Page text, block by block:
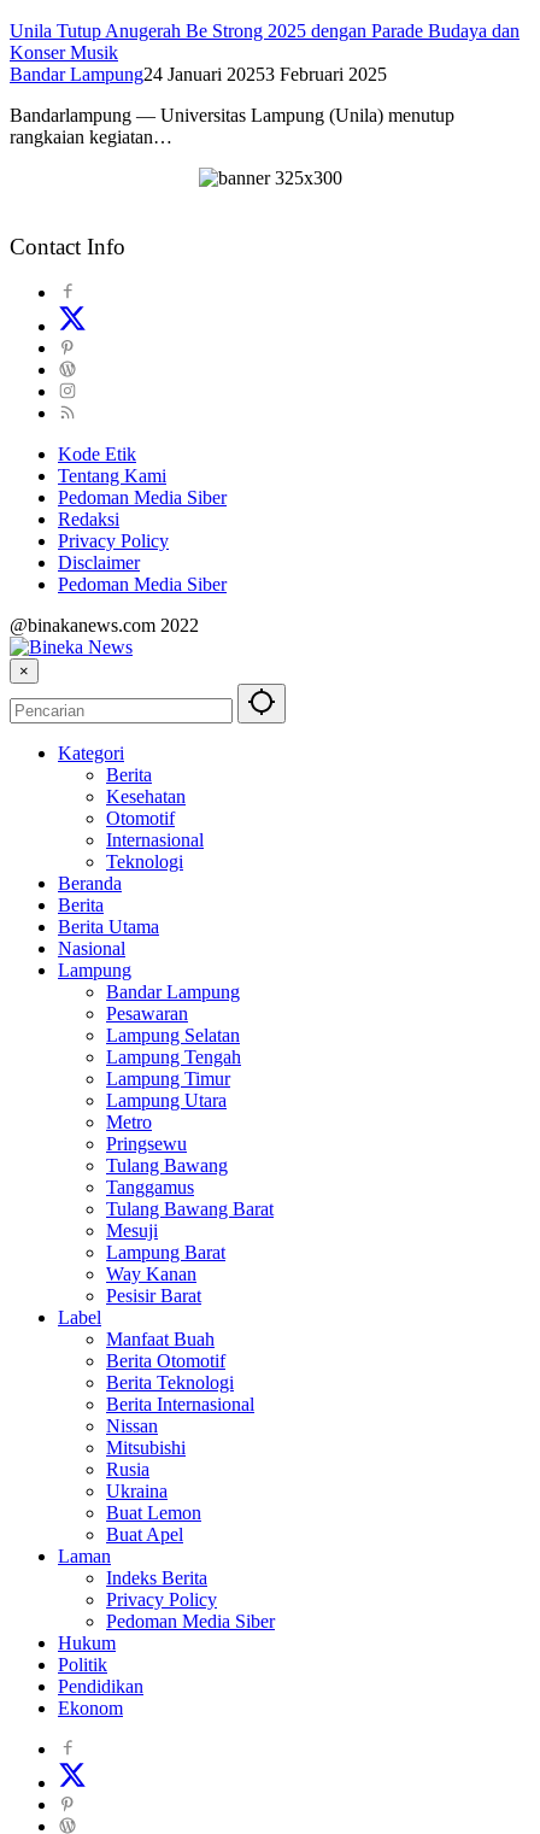
Unila Tutup Anugerah Be Strong 2025 dengan Parade Budaya dan
Konser Musik
Bandar Lampung24 Januari 20253 Februari 2025
Bandarlampung — Universitas Lampung (Unila) menutup
rangkaian kegiatan…
Contact Info
Kode Etik
Tentang Kami
Pedoman Media Siber
Redaksi
Privacy Policy
Disclaimer
Pedoman Media Siber
@binakanews.com 2022
×
Kategori
Berita
Kesehatan
Otomotif
Internasional
Teknologi
Beranda
Berita
Berita Utama
Nasional
Lampung
Bandar Lampung
Pesawaran
Lampung Selatan
Lampung Tengah
Lampung Timur
Lampung Utara
Metro
Pringsewu
Tulang Bawang
Tanggamus
Tulang Bawang Barat
Mesuji
Lampung Barat
Way Kanan
Pesisir Barat
Label
Manfaat Buah
Berita Otomotif
Berita Teknologi
Berita Internasional
Nissan
Mitsubishi
Rusia
Ukraina
Buat Lemon
Buat Apel
Laman
Indeks Berita
Privacy Policy
Pedoman Media Siber
Hukum
Politik
Pendidikan
Ekonom